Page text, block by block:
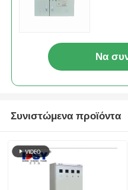
Να
Συνιστώμενα προϊόντα